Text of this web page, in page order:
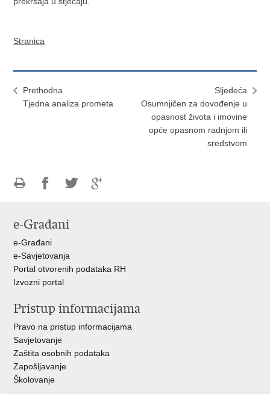
Stranica
Prethodna
Tjedna analiza prometa
Sljedeća
Osumnjičen za dovođenje u
opasnost života i imovine
opće opasnom radnjom ili
sredstvom
FacebookuTwitteru
e-Građani
e-Građani
e-Savjetovanja
Portal otvorenih podataka RH
Izvozni portal
Pristup informacijama
Pravo na pristup informacijama
Savjetovanje
Zaštita osobnih podataka
Zapošljavanje
Školovanje